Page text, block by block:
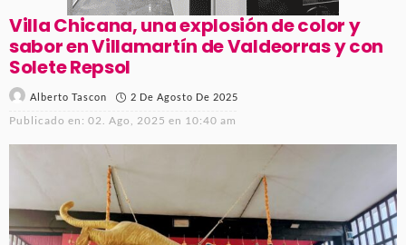
Villa Chicana, una explosión de color y
sabor en Villamartín de Valdeorras y con
Solete Repsol
Alberto Tascon 2 De Agosto De 2025
Publicado en: 02. Ago, 2025 en 10:40 am